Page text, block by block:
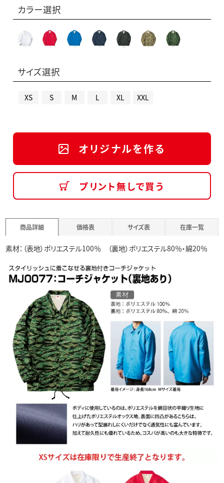
カラー選択
サイズ選択
XS S M L XL XXL
オリジナルを作る
プリント無しで買う
商品詳細 価格表 サイズ表 在庫一覧
素材：（表地）ポリエステル100％ （裏地）ポリエステル80％・綿20％